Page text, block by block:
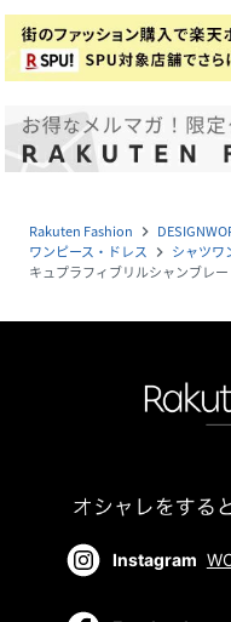
Rakuten Fashion navigate_next
ワンピース・ドレス navigate_next シャツワ
キュプラフィブリルシャンブレ
Instagram